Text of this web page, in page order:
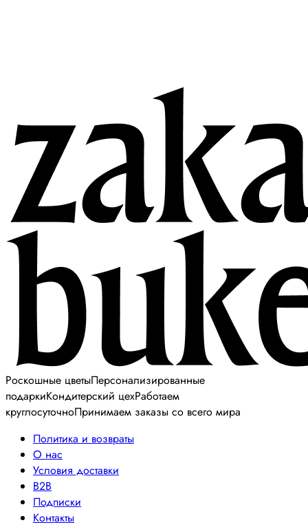
Роскошные цветыПерсонализированные
подаркиКондитерский цехРаботаем
круглосуточноПринимаем заказы со всего мира
Политика и возвраты
О нас
Условия доставки
B2B
Подписки
Контакты